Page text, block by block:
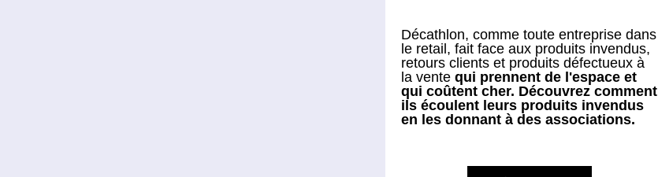
Décathlon, comme toute entreprise dans
le retail, fait face aux produits invendus,
retours clients et produits défectueux à
la vente qui prennent de l'espace et
qui coûtent cher. Découvrez comment
ils écoulent leurs produits invendus
en les donnant à des associations.